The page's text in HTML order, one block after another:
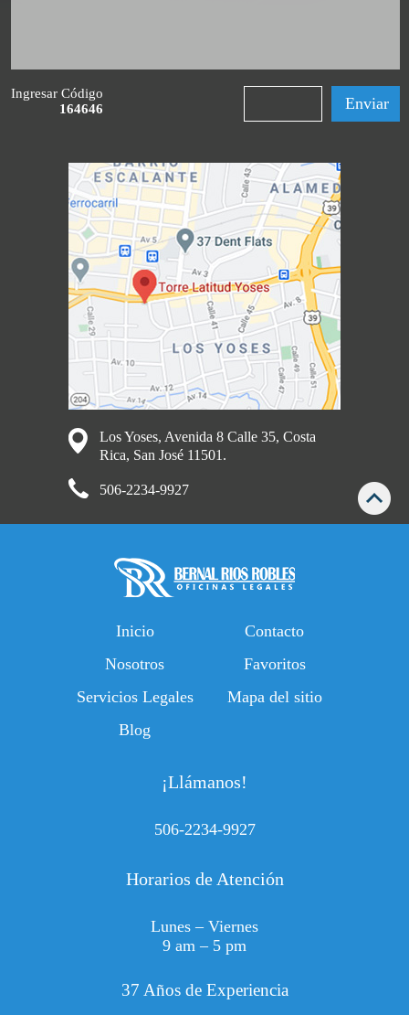
Ingresar Código
164646
Los Yoses, Avenida 8 Calle 35, Costa
Rica, San José 11501.
506-2234-9927
Inicio
Nosotros
Servicios Legales
Blog
Contacto
Favoritos
Mapa del sitio
¡Llámanos!
506-2234-9927
Horarios de Atención
Lunes – Viernes
9 am – 5 pm
37 Años de Experiencia